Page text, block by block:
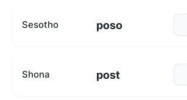
Sesotho poso
Shona post